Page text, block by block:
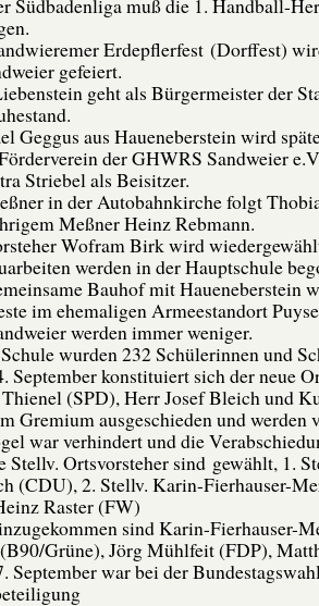
Erdepflerfest (Dorffest)
gefeiert.
geht als Bürgermeister der
Geggus aus Haueneberstein wird
der GHWRS Sandweier
Striebel als Beisitzer.
in der Autobahnkirche folgt
Meßner Heinz Rebmann.
Wofram Birk wird
werden in der Hauptschule
Bauhof mit Haueneberstein
im ehemaligen Armeestandort
werden immer weniger.
wurden 232 Schülerinnen und
September konstituiert sich der neue
(SPD), Herr Josef Bleich und
Gremium ausgeschieden und werden
war verhindert und die
Stellv. Ortsvorsteher sind gewählt, 1.
(CDU), 2. Stellv. Karin-Fierhauser-
Raster (FW)
sind Karin-Fierhauser-
Grüne), Jörg Mühlfeit (FDP),
September war bei der